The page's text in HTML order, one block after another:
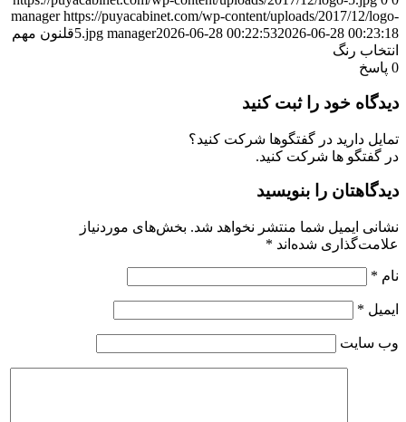
manager https://puyacabinet.com/wp-content/uploads/2017/12/logo-
5.jpg manager2026-06-28 00:22:532026-06-28 00:23:18
قلنون مهم
انتخاب رنگ
0 پاسخ
دیدگاه خود را ثبت کنید
تمایل دارید در گفتگوها شرکت کنید؟
در گفتگو ها شرکت کنید.
دیدگاهتان را بنویسید
نشانی ایمیل شما منتشر نخواهد شد. بخش‌های موردنیاز
علامت‌گذاری شده‌اند *
نام *
ایمیل *
وب‌ سایت